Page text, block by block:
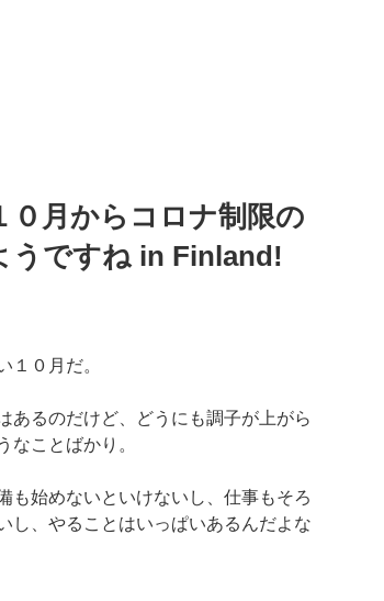
月からコロナ制限の
うですね in Finland!
１０月だ。
あるのだけど、どうにも調子が上がら
なことばかり。
も始めないといけないし、仕事もそろ
し、やることはいっぱいあるんだよな